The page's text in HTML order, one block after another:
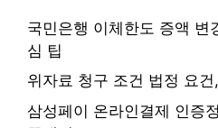
국민은행 이체한도 증액 변
심 팁
위자료 청구 조건 법정 요
삼성페이 온라인결제 인증